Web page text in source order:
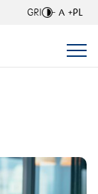
GRI PL